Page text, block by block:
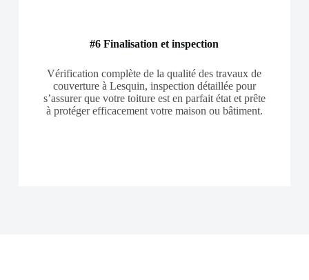
#6 Finalisation et inspection
Vérification complète de la qualité des travaux de
couverture à Lesquin, inspection détaillée pour
s’assurer que votre toiture est en parfait état et prête
à protéger efficacement votre maison ou bâtiment.